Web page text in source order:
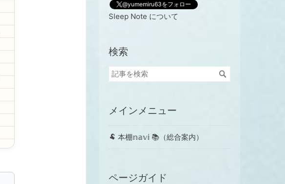
@yumemiru63をフォロー
Sleep Note について
検索
メインメニュー
🐏 本棚𝕟𝕒𝕧𝕚 📚（総合案内）
ページガイド